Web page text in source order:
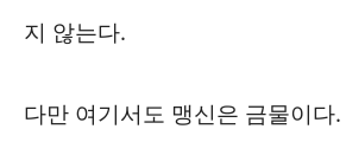
지 않는다.
다만 여기서도 맹신은 금물이다.